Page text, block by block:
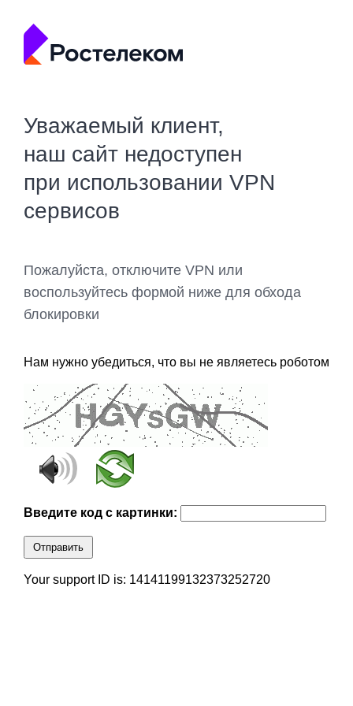
Уважаемый клиент,
наш сайт недоступен
при использовании VPN
сервисов
Пожалуйста, отключите VPN или
воспользуйтесь формой ниже для обхода
блокировки
Нам нужно убедиться, что вы не являетесь роботом
Введите код с картинки:
Отправить
Your support ID is: 14141199132373252720